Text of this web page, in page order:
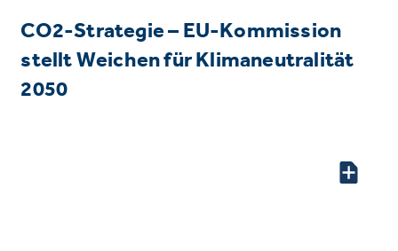
CO2-Strategie – EU-Kommission
stellt Weichen für Klimaneutralität
2050